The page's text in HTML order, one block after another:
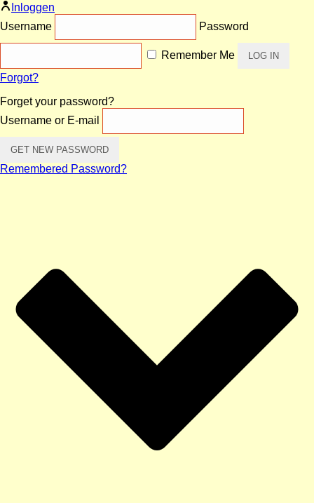
Inloggen
Username
Password
Remember Me
Forgot?
Forget your password?
Username or E-mail
Remembered Password?